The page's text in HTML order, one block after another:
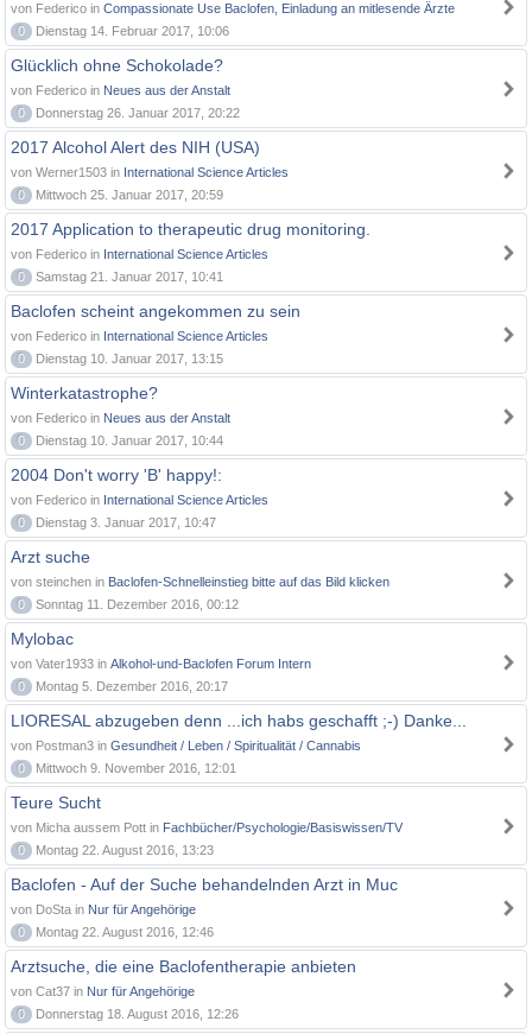
von Federico in Compassionate Use Baclofen, Einladung an mitlesende Ärzte
0
Dienstag 14. Februar 2017, 10:06
Glücklich ohne Schokolade?
von Federico in Neues aus der Anstalt
0
Donnerstag 26. Januar 2017, 20:22
2017 Alcohol Alert des NIH (USA)
von Werner1503 in International Science Articles
0
Mittwoch 25. Januar 2017, 20:59
2017 Application to therapeutic drug monitoring.
von Federico in International Science Articles
0
Samstag 21. Januar 2017, 10:41
Baclofen scheint angekommen zu sein
von Federico in International Science Articles
0
Dienstag 10. Januar 2017, 13:15
Winterkatastrophe?
von Federico in Neues aus der Anstalt
0
Dienstag 10. Januar 2017, 10:44
2004 Don't worry 'B' happy!:
von Federico in International Science Articles
0
Dienstag 3. Januar 2017, 10:47
Arzt suche
von steinchen in Baclofen-Schnelleinstieg bitte auf das Bild klicken
0
Sonntag 11. Dezember 2016, 00:12
Mylobac
von Vater1933 in Alkohol-und-Baclofen Forum Intern
0
Montag 5. Dezember 2016, 20:17
LIORESAL abzugeben denn ...ich habs geschafft ;-) Danke...
von Postman3 in Gesundheit / Leben / Spiritualität / Cannabis
0
Mittwoch 9. November 2016, 12:01
Teure Sucht
von Micha aussem Pott in Fachbücher/Psychologie/Basiswissen/TV
0
Montag 22. August 2016, 13:23
Baclofen - Auf der Suche behandelnden Arzt in Muc
von DoSta in Nur für Angehörige
0
Montag 22. August 2016, 12:46
Arztsuche, die eine Baclofentherapie anbieten
von Cat37 in Nur für Angehörige
0
Donnerstag 18. August 2016, 12:26